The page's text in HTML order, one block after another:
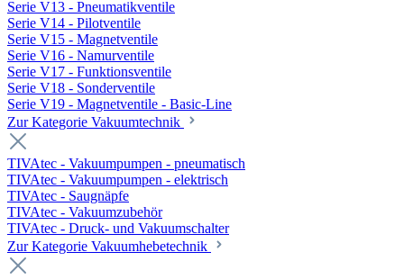
Serie V13 - Pneumatikventile
Serie V14 - Pilotventile
Serie V15 - Magnetventile
Serie V16 - Namurventile
Serie V17 - Funktionsventile
Serie V18 - Sonderventile
Serie V19 - Magnetventile - Basic-Line
Zur Kategorie Vakuumtechnik
TIVAtec - Vakuumpumpen - pneumatisch
TIVAtec - Vakuumpumpen - elektrisch
TIVAtec - Saugnäpfe
TIVAtec - Vakuumzubehör
TIVAtec - Druck- und Vakuumschalter
Zur Kategorie Vakuumhebetechnik